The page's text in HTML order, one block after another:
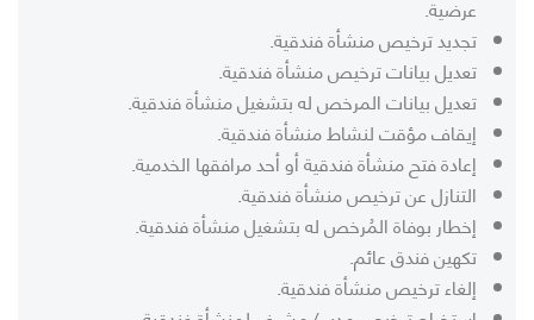
عرضية.
تجديد ترخيص منشأة فندقية.
تعديل بيانات ترخيص منشأة فندقية.
تعديل بيانات المرخص له بتشغيل منشأة فندقية.
إيقاف مؤقت لنشاط منشأة فندقية.
إعادة فتح منشأة فندقية أو أحد مرافقها الخدمية.
التنازل عن ترخيص منشأة فندقية.
إخطار بوفاة المُرخص له بتشغيل منشأة فندقية.
تكهين فندق عائم.
إلغاء ترخيص منشأة فندقية.